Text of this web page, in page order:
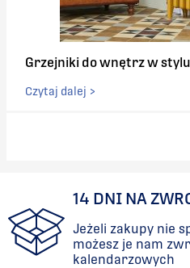
Grzejniki do wnętrz w
Czytaj dalej >
14 DNI NA
Jeżeli zakupy nie
możesz je nam
kalendarzowych